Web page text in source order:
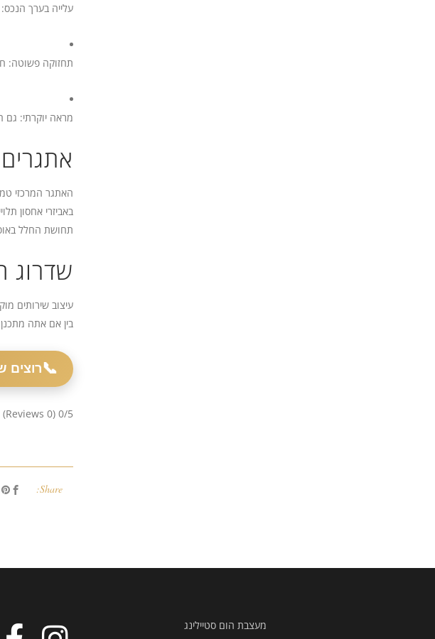
עלייה בערך
תחזוקה פשוטה:
מראה יוקרתי: גם
האתגר המרכזי
באביזרי אחסון
תחושת החלל
שדרוג
עיצוב שירותים
בין אם אתה
📞רוצים
0/5
(0 Reviews)
Share:
מעצבת הום סטיילינג